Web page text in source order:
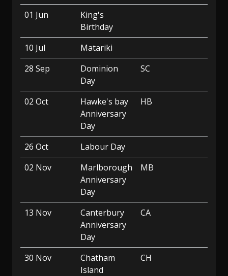
01 Jun
King's
Birthday
10 Jul
Matariki
28 Sep
Dominion
Day
SC
02 Oct
Hawke's bay
Anniversary
Day
HB
26 Oct
Labour Day
02 Nov
Marlborough
Anniversary
Day
MB
13 Nov
Canterbury
Anniversary
Day
CA
30 Nov
Chatham
Island
CH